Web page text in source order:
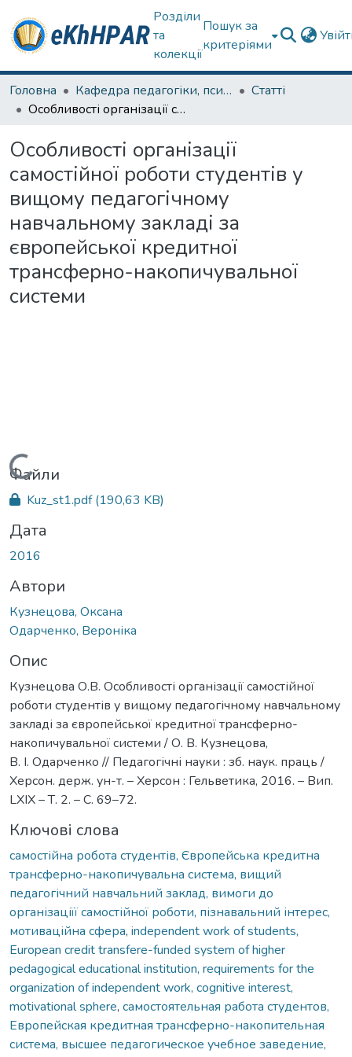
Розділи
та
колекції
Пошук за
критеріями
Головна Кафедра педагогіки, психології, початкової освіти та освітнього менеджменту
Статті
Особливості організації самостійної роботи студентів у вищому педагогічному навчальному закладі за європейської кредитної трансферно-накопичувальної системи
Особливості організації
самостійної роботи студентів у
вищому педагогічному
навчальному закладі за
європейської кредитної
трансферно-накопичувальної
системи
Вантажиться...
Файли
Kuz_st1.pdf(190,63 KB)
Дата
2016
Автори
Кузнецова, Оксана
Одарченко, Вероніка
Опис
Кузнецова О.В. Особливості організації самостійної
роботи студентів у вищому педагогічному навчальному
закладі за європейської кредитної трансферно-
накопичувальної системи / О. В. Кузнецова,
В. І. Одарченко // Педагогічні науки : зб. наук. праць /
Херсон. держ. ун-т. – Херсон : Гельветика, 2016. – Вип.
LXIX – Т. 2. – С. 69–72.
Ключові слова
самостійна робота студентів, Європейська кредитна
трансферно-накопичувальна система, вищий
педагогічний навчальний заклад, вимоги до
організаціїї самостійної роботи, пізнавальний інтерес,
мотиваційна сфера, independent work of students,
European credit transfere-funded system of higher
pedagogical educational institution, requirements for the
organization of independent work, cognitive interest,
motivational sphere, самостоятельная работа студентов,
Европейская кредитная трансферно-накопительная
система, высшее педагогическое учебное заведение,